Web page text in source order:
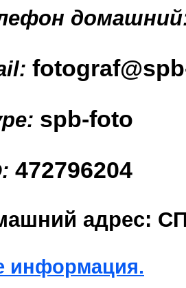
spb-foto
472796204
адрес:
информация.